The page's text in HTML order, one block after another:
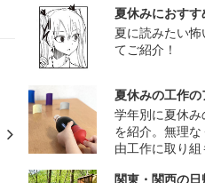
夏休みにおす
夏に読みたい
てご紹介！
夏休みの工作
学年別に夏休
を紹介。無理
由工作に取り組
関東・関西の